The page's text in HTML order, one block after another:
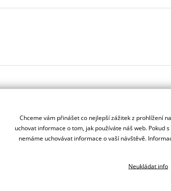
Chceme vám přinášet co nejlepší zážitek z prohlížení
uchovat informace o tom, jak používáte náš web.
nemáme uchovávat informace o vaší návštěvě.
Neukládat info